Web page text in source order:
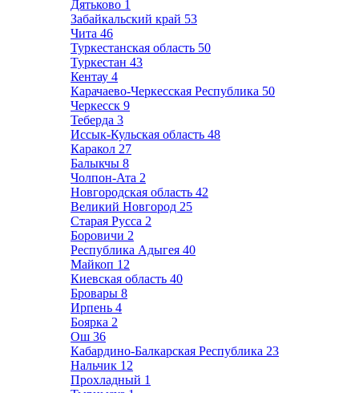
Дятьково 1
Забайкальский край 53
Чита 46
Туркестанская область 50
Туркестан 43
Кентау 4
Карачаево-Черкесская Республика 50
Черкесск 9
Теберда 3
Иссык-Кульская область 48
Каракол 27
Балыкчы 8
Чолпон-Ата 2
Новгородская область 42
Великий Новгород 25
Старая Русса 2
Боровичи 2
Республика Адыгея 40
Майкоп 12
Киевская область 40
Бровары 8
Ирпень 4
Боярка 2
Ош 36
Кабардино-Балкарская Республика 23
Нальчик 12
Прохладный 1